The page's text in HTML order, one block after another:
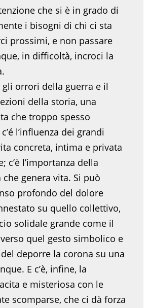
che si è in grado di
i bisogni di chi ci sta
prossimi, e non passare
in difficoltà, incroci la
gli orrori della guerra e il
della storia, una
che troppo spesso
l’influenza dei grandi
concreta, intima e privata
c’è l’importanza della
genera vita. Si può
profondo del dolore
su quello collettivo,
solidale grande come il
quel gesto simbolico e
deporre la corona su una
E c’è, infine, la
e misteriosa con le
scomparse, che ci dà forza